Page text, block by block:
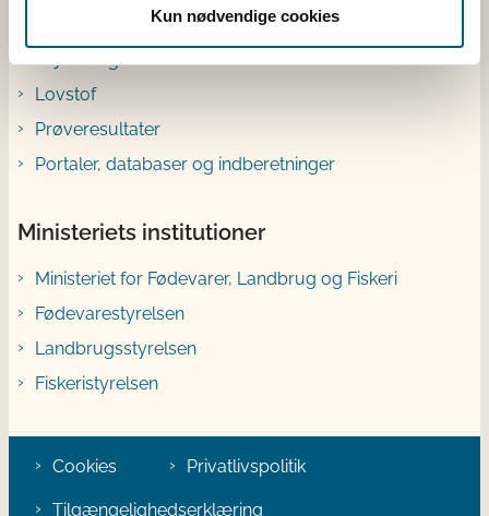
Kun nødvendige cookies
Vejledninger
Lovstof
Prøveresultater
Portaler, databaser og indberetninger
Ministeriets institutioner
Ministeriet for Fødevarer, Landbrug og Fiskeri
Fødevarestyrelsen
Landbrugsstyrelsen
Fiskeristyrelsen
Cookies Privatlivspolitik
Tilgængelighedserklæring